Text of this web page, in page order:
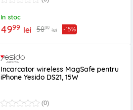
In stoc
4999 lei 5899 lei -15%
Incarcator wireless MagSafe pentru
iPhone Yesido DS21, 15W
(0)